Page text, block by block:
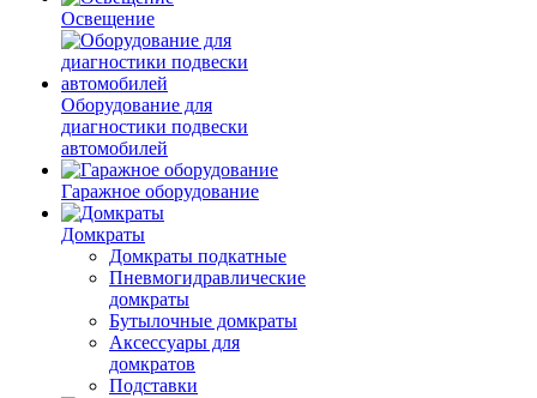
Освещение
Оборудование для
диагностики подвески
автомобилей
Гаражное оборудование
Домкраты
Домкраты подкатные
Пневмогидравлические
домкраты
Бутылочные домкраты
Аксессуары для
домкратов
Подставки